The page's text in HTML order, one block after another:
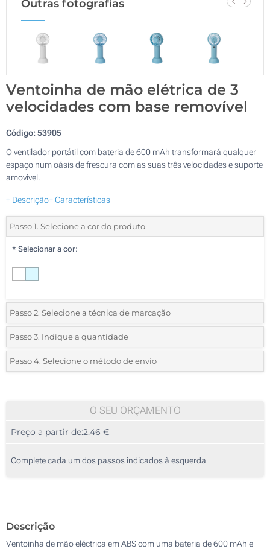
Outras fotografias
Ventoinha de mão elétrica de 3
velocidades com base removível
Código:53905
O ventilador portátil com bateria de 600 mAh transformará qualquer
espaço num oásis de frescura com as suas três velocidades e suporte
amovível.
+ Descrição+ Características
Passo 1. Selecione a cor do produto
* Selecionar a cor:
Passo 2. Selecione a técnica de marcação
*Selecione o tipo de marcação e as cores do logotipo:
1 Cor (No suporte)
Transferência digital a cores (No suporte)
Passo 3. Indique a quantidade
*Quantidade mínima:10
20
50
Outra :
Passo 4. Selecione o método de envio
O SEU ORÇAMENTO
Preço a partir de:2,46 €
Complete cada um dos passos indicados à esquerda
Descrição
Ventoinha de mão eléctrica em ABS com uma bateria de 600 mAh e